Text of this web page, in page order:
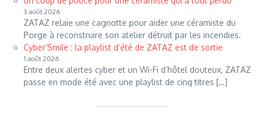
3 août 2026
ZATAZ relaie une cagnotte pour aider une céramiste du
Porge à reconstruire son atelier détruit par les incendies.
Cyber’Smile : la playlist d’été de ZATAZ est de sortie
1 août 2026
Entre deux alertes cyber et un Wi-Fi d’hôtel douteux, ZATAZ
passe en mode été avec une playlist de cinq titres […]